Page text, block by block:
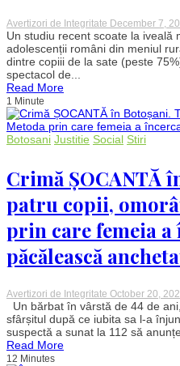
Avertizori de Integritate December 7,
Un studiu recent scoate la iveală
adolescenții români din meniul
dintre copiii de la sate (peste
spectacol de...
Read More
1 Minute
Botosani Justitie Social Stiri
Crimă ȘOCANTĂ
patru copii,
prin care femeia a
păcălească
Avertizori de Integritate October 20,
Un bărbat în vârstă de 44 de
sfârșitul după ce iubita sa l-a
suspectă a sunat la 112 să
Read More
12 Minutes